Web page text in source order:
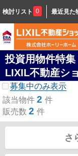
検討リスト 0 最近見た
投資用物件特
LIXIL不動産シ
募集中のみ表示
該当物件 2 件
販売数 2 件
さ